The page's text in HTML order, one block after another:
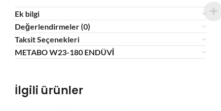
Ek bilgi
Değerlendirmeler (0)
Taksit Seçenekleri
METABO W23-180 ENDÜVİ
İlgili ürünler